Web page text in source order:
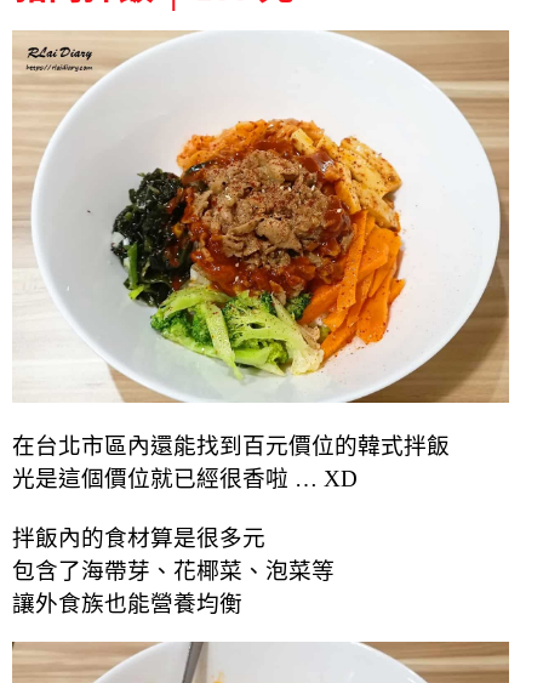
在台北市區內還能找到百元價位的韓式拌飯
光是這個價位就已經很香啦 … XD
拌飯內的食材算是很多元
包含了海帶芽、花椰菜、泡菜等
讓外食族也能營養均衡